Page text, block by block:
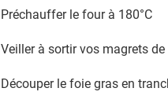
Préchauffer le four à 180°C
Veiller à sortir vos magrets
Découper le foie gras en